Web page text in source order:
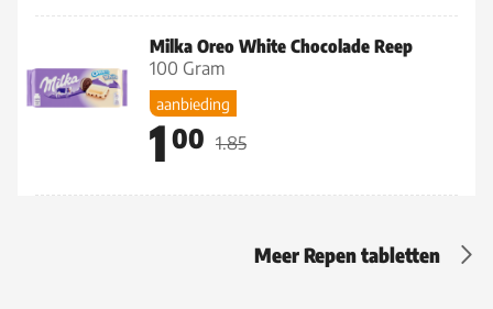
Milka Oreo White Chocolade Reep
100 Gram
aanbieding
1 00 1.85
Meer Repen tabletten